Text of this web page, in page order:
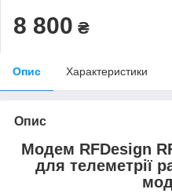
8 800 ₴
Опис Характеристики
Опис
Модем RFDesign
для телеметрії